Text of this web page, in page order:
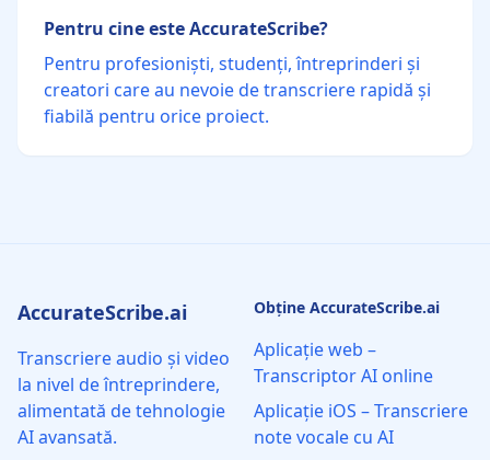
Pentru cine este AccurateScribe?
Pentru profesioniști, studenți, întreprinderi și
creatori care au nevoie de transcriere rapidă și
fiabilă pentru orice proiect.
AccurateScribe.ai
Transcriere audio și video
la nivel de întreprindere,
alimentată de tehnologie
AI avansată.
Obține AccurateScribe.ai
Aplicație web –
Transcriptor AI online
Aplicație iOS – Transcriere
note vocale cu AI